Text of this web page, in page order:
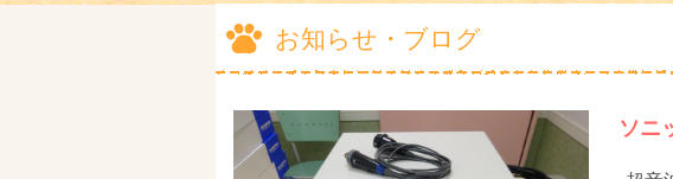
お知らせ・ブログ
ソニ